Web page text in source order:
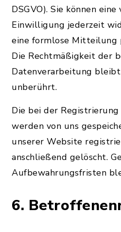
DSGVO). Sie können
Einwilligung jederzeit
eine formlose Mitteilung
Die Rechtmäßigkeit der
Datenverarbeitung
unberührt.
Die bei der
werden von uns
unserer Website
anschließend gelöscht.
Aufbewahrungsfristen
6.